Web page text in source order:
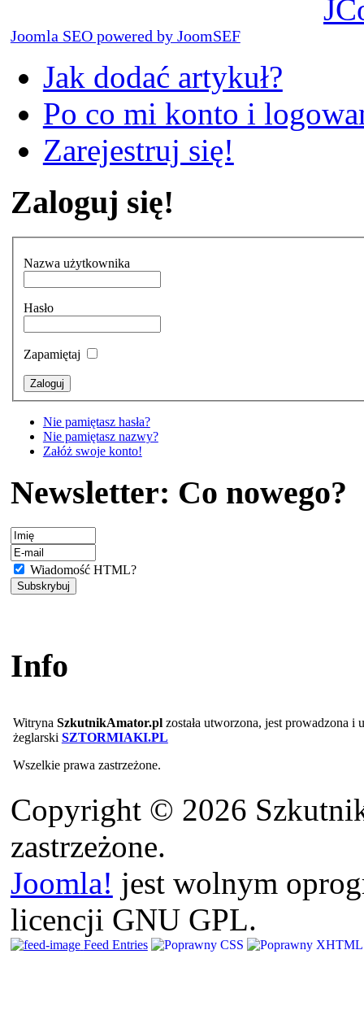
Joomla SEO powered by JoomSEF
Jak dodać artykuł?
Po co mi konto i
Zarejestruj się!
Zaloguj się!
Nazwa użytkownika
Hasło
Zapamiętaj
Nie pamiętasz hasła?
Nie pamiętasz nazwy?
Załóż swoje konto!
Newsletter: Co nowego?
Wiadomość HTML?
Info
Witryna SzkutnikAmator.plzostała utworzona, jest prowadzona i
żeglarski SZTORMIAKI.PL
Wszelkie prawa zastrzeżone.
Copyright © 2026
zastrzeżone.
Joomla! jest wolnym
licencji GNU GPL.
Feed Entries